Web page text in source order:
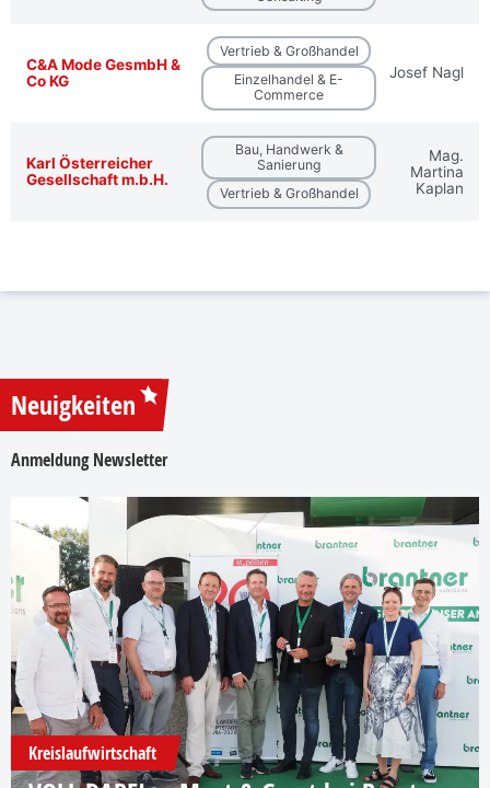
C&A Mode GesmbH &
Co KG
Vertrieb & Großhandel
Einzelhandel & E-
Commerce
Josef Nagl
Karl Österreicher
Gesellschaft m.b.H.
Bau, Handwerk &
Sanierung
Vertrieb & Großhandel
Mag.
Martina
Kaplan
Neuigkeiten
Anmeldung Newsletter
Kreislaufwirtschaft